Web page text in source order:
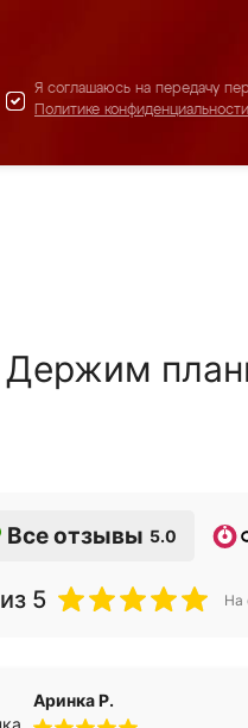
Я соглашаюсь на передачу
Политике конфиденциальности
Держим
Все отзывы 5.0
из 5 На
Аринка Р.